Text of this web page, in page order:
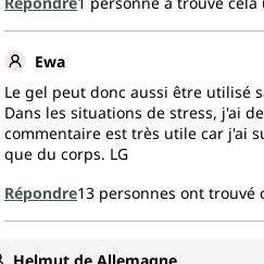
Ewa
Le gel peut donc aussi être utilisé
Dans les situations de stress, j'ai
commentaire est très utile car j'ai
que du corps. LG
Répondre13 personnes ont trouvé